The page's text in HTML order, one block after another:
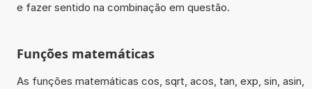
e fazer sentido na combinação em questão.
Funções matemáticas
As funções matemáticas cos, sqrt, acos, tan, exp, sin, asin,